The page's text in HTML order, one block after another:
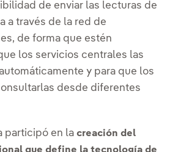
de enviar las lecturas de
a través de la red de
de forma que estén
los servicios centrales las
y para que los
desde diferentes
participó en la creación del